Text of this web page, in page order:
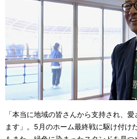
「本当に地域の皆さんから支持され、
ます」。5月のホーム最終戦に駆け付け